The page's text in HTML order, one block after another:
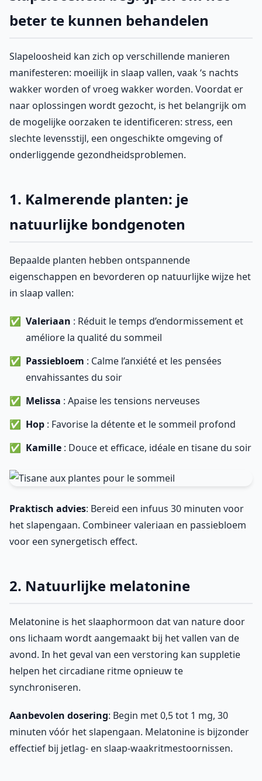
beter te kunnen behandelen
Slapeloosheid kan zich op verschillende manieren
manifesteren: moeilijk in slaap vallen, vaak ‘s nachts
wakker worden of vroeg wakker worden. Voordat er
naar oplossingen wordt gezocht, is het belangrijk om
de mogelijke oorzaken te identificeren: stress, een
slechte levensstijl, een ongeschikte omgeving of
onderliggende gezondheidsproblemen.
1. Kalmerende planten: je
natuurlijke bondgenoten
Bepaalde planten hebben ontspannende
eigenschappen en bevorderen op natuurlijke wijze het
in slaap vallen:
Valeriaan : Réduit le temps d’endormissement et
améliore la qualité du sommeil
Passiebloem : Calme l’anxiété et les pensées
envahissantes du soir
Melissa : Apaise les tensions nerveuses
Hop : Favorise la détente et le sommeil profond
Kamille : Douce et efficace, idéale en tisane du soir
Praktisch advies: Bereid een infuus 30 minuten voor
het slapengaan. Combineer valeriaan en passiebloem
voor een synergetisch effect.
2. Natuurlijke melatonine
Melatonine is het slaaphormoon dat van nature door
ons lichaam wordt aangemaakt bij het vallen van de
avond. In het geval van een verstoring kan suppletie
helpen het circadiane ritme opnieuw te
synchroniseren.
Aanbevolen dosering: Begin met 0,5 tot 1 mg, 30
minuten vóór het slapengaan. Melatonine is bijzonder
effectief bij jetlag- en slaap-waakritmestoornissen.